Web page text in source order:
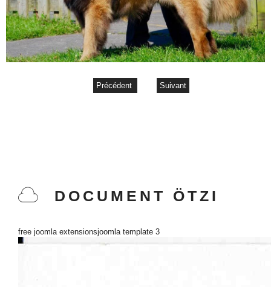
Précédent Suivant
DOCUMENT ÖTZI
free joomla extensionsjoomla template 3